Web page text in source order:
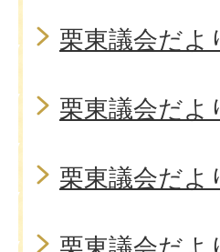
栗東議会だよ
栗東議会だよ
栗東議会だよ